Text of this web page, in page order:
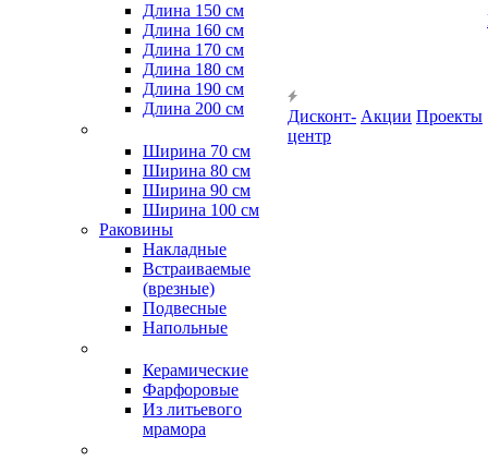
Длина 150 см
Длина 160 см
Длина 170 см
Длина 180 см
Длина 190 см
Длина 200 см
Ширина 70 см
Ширина 80 см
Ширина 90 см
Ширина 100 см
Раковины
Накладные
Встраиваемые
(врезные)
Подвесные
Напольные
Керамические
Фарфоровые
Из литьевого
мрамора
Дисконт-
центр
Акции Проекты